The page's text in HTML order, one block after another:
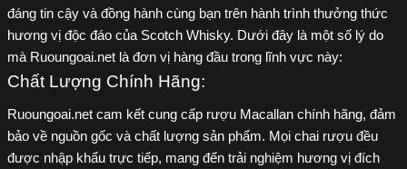
đáng tin cậy và đồng hành cùng bạn trên hành trình thưởng thức
hương vị độc đáo của Scotch Whisky. Dưới đây là một số lý do
mà Ruoungoai.net là đơn vị hàng đầu trong lĩnh vực này:
Chất Lượng Chính Hãng:
Ruoungoai.net cam kết cung cấp rượu Macallan chính hãng, đảm
bảo về nguồn gốc và chất lượng sản phẩm. Mọi chai rượu đều
được nhập khẩu trực tiếp, mang đến trải nghiệm hương vị đích